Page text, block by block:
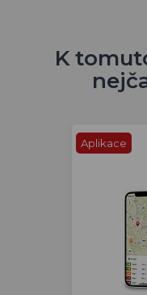
K
Aplikace